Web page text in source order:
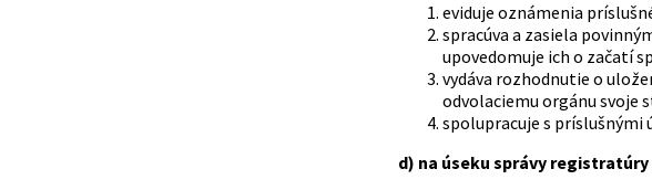
eviduje oznámenia
spracúva a zasiela
upovedomuje ich o začatí
vydáva rozhodnutie o
odvolaciemu orgánu svoje
spolupracuje s
d) na úseku správy